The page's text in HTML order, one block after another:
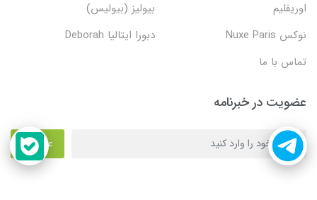
اوریفلیم
بیولیز (بیولیس)
نوکس Nuxe Paris
دبورا ایتالیا Deborah
تماس با ما
عضویت در خبرنامه
عضویت